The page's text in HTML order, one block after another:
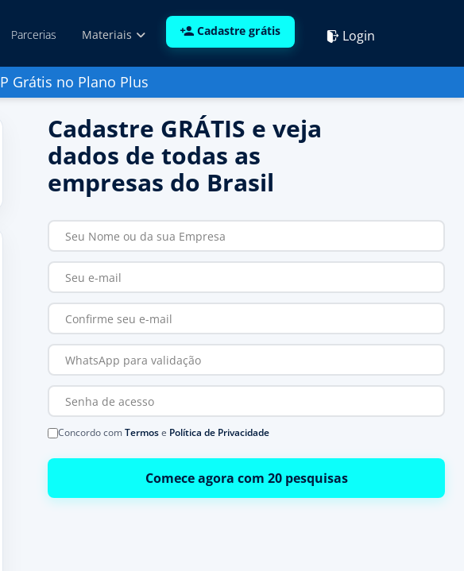
Parcerias Materiais Cadastre grátis Login
Grátis no Plano Plus
Cadastre GRÁTIS e veja
dados de todas as
empresas do Brasil
Concordo comTermose Política de Privacidade
Comece agora com 20 pesquisas